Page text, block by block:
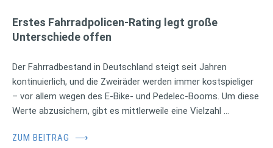
Erstes Fahrradpolicen-Rating legt große
Unterschiede offen
Der Fahrradbestand in Deutschland steigt seit Jahren
kontinuierlich, und die Zweiräder werden immer kostspieliger
– vor allem wegen des E-Bike- und Pedelec-Booms. Um diese
Werte abzusichern, gibt es mittlerweile eine Vielzahl …
ZUM BEITRAG ⟶